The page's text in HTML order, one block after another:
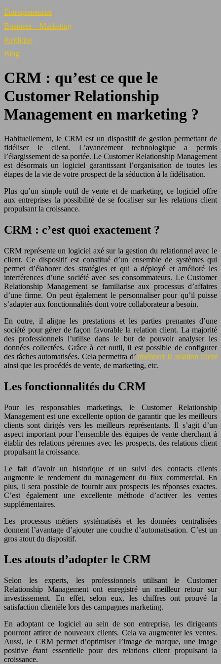
Entrepreneuriat
Business – Marketing
Juridique
Blog
CRM : qu’est ce que le
Customer Relationship
Management en marketing ?
Habituellement, le CRM est un dispositif de gestion permettant de
fidéliser le client. L’avancement technologique a permis
l’élargissement de sa portée. Le Customer Relationship Management
est désormais un logiciel garantissant l’organisation de toutes les
étapes de la vie de votre prospect de la séduction à la fidélisation.
Plus qu’un simple outil de vente et de marketing, ce logiciel offre
aux entreprises la possibilité de se focaliser sur les relations client
propulsant la croissance.
CRM : c’est quoi exactement ?
CRM représente un logiciel axé sur la gestion du relationnel avec le
client. Ce dispositif est constitué d’un ensemble de systèmes qui
permet d’élaborer des stratégies et qui a déployé et amélioré les
interférences d’une société avec ses consommateurs. Le Customer
Relationship Management se familiarise aux processus d’affaires
d’une firme. On peut également le personnaliser pour qu’il puisse
s’adapter aux fonctionnalités dont votre collaborateur a besoin.
En outre, il aligne les prestations et les parties prenantes d’une
société pour gérer de façon favorable la relation client. La majorité
des professionnels l’utilise dans le but de pouvoir analyser les
données collectées. Grâce à cet outil, il est possible de configurer
des tâches automatisées. Cela permettra d’améliorer la relation client
ainsi que les procédés de vente, de marketing, etc.
Les fonctionnalités du CRM
Pour les responsables marketings, le Customer Relationship
Management est une excellente option de garantir que les meilleurs
clients sont dirigés vers les meilleurs représentants. Il s’agit d’un
aspect important pour l’ensemble des équipes de vente cherchant à
établir des relations pérennes avec les prospects, des relations client
propulsant la croissance.
Le fait d’avoir un historique et un suivi des contacts clients
augmente le rendement du management du flux commercial. En
plus, il sera possible de fournir aux prospects les réponses exactes.
C’est également une excellente méthode d’activer les ventes
supplémentaires.
Les processus métiers systématisés et les données centralisées
donnent l’avantage d’ajouter une couche d’automatisation. C’est un
gros atout du dispositif.
Les atouts d’adopter le CRM
Selon les experts, les professionnels utilisant le Customer
Relationship Management ont enregistré un meilleur retour sur
investissement. En effet, selon eux, les chiffres ont prouvé la
satisfaction clientèle lors des campagnes marketing.
En adoptant ce logiciel au sein de son entreprise, les dirigeants
pourront attirer de nouveaux clients. Cela va augmenter les ventes.
Aussi, le CRM permet d’optimiser l’image de marque, une image
positive étant essentielle pour des relations client propulsant la
croissance.